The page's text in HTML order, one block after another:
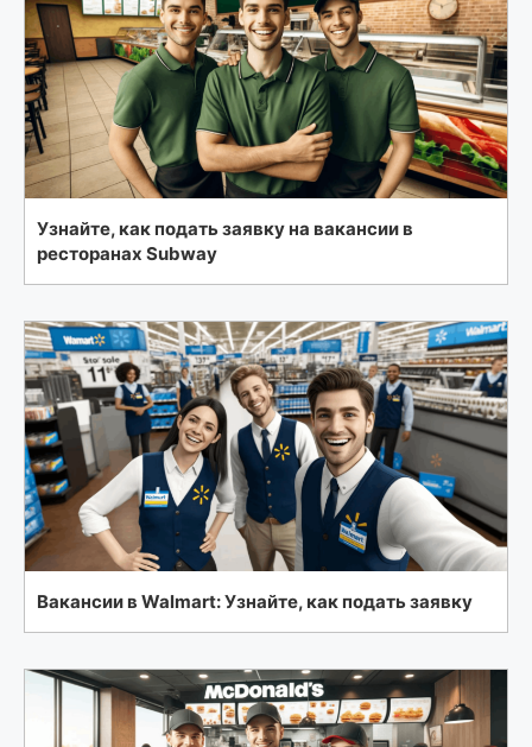
Узнайте, как подать заявку на вакансии в
ресторанах Subway
Вакансии в Walmart: Узнайте, как подать заявку